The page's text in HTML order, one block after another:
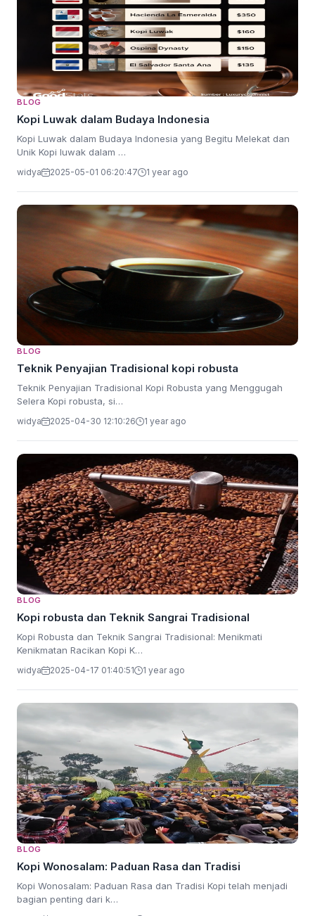
BLOG
Kopi Luwak dalam Budaya Indonesia
Kopi Luwak dalam Budaya Indonesia yang Begitu Melekat dan
Unik Kopi luwak dalam …
widya 2025-05-01 06:20:47 1 year ago
BLOG
Teknik Penyajian Tradisional kopi robusta
Teknik Penyajian Tradisional Kopi Robusta yang Menggugah
Selera Kopi robusta, si…
widya 2025-04-30 12:10:26 1 year ago
BLOG
Kopi robusta dan Teknik Sangrai Tradisional
Kopi Robusta dan Teknik Sangrai Tradisional: Menikmati
Kenikmatan Racikan Kopi K…
widya 2025-04-17 01:40:51 1 year ago
BLOG
Kopi Wonosalam: Paduan Rasa dan Tradisi
Kopi Wonosalam: Paduan Rasa dan Tradisi Kopi telah menjadi
bagian penting dari k…